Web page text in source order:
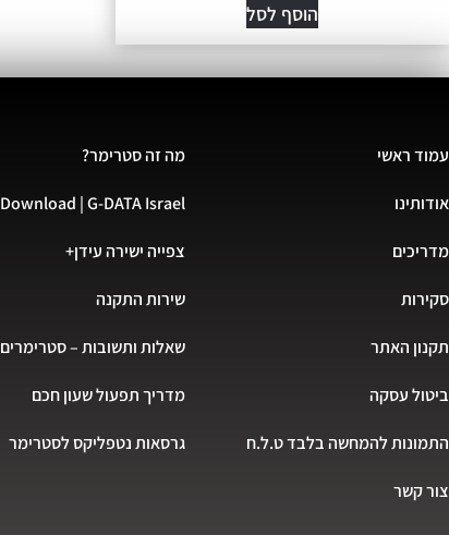
הוסף לסל
עמוד ראשי
אודותינו
מדריכים
סקירות
תקנון האתר
ביטול עסקה
התמונות להמחשה בלבד ט.ל.ח
צור קשר
מה זה סטרימר?
Download | G-DATA Israel
צפייה ישירה עידן+
שירות התקנה
שאלות ותשובות – סטרימרים
מדריך תפעול שעון חכם
גרסאות נטפליקס לסטרימר